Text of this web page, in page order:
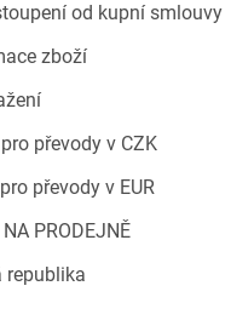
od kupní smlouvy
zboží
převody v CZK
převody v EUR
PRODEJNĚ
republika